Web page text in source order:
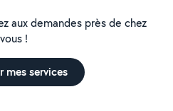
aux demandes près de chez
vous !
mes services